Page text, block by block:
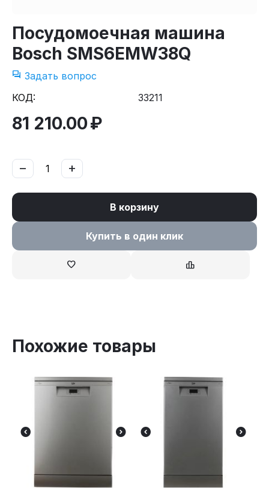
Посудомоечная машина
Bosch SMS6EMW38Q
Задать вопрос
КОД:
33211
81 210.00₽
+
−
В корзину
Купить в один клик
Похожие товары